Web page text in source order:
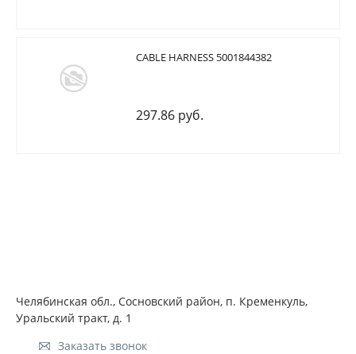
CABLE HARNESS 5001844382
297.86 руб.
Челябинская обл., Сосновский район, п. Кременкуль,
Уральский тракт, д. 1
Заказать звонок